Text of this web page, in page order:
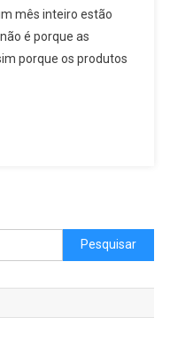
mês inteiro estão
é porque as
porque os produtos
Pesquisar por: